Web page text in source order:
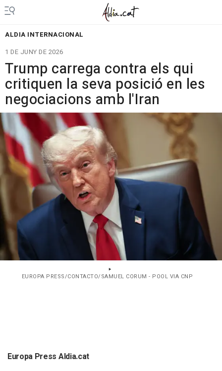
ALDIA INTERNACIONAL
1 DE JUNY DE 2026
Trump carrega contra els qui
critiquen la seva posició en les
negociacions amb l'Iran
EUROPA PRESS/CONTACTO/SAMUEL CORUM - POOL VIA CNP
Europa Press Aldia.cat